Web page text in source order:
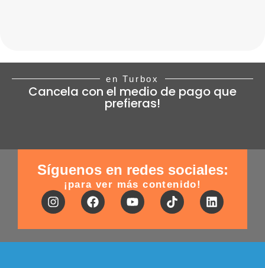
en Turbox
Cancela con el medio de pago que
prefieras!
Síguenos en redes sociales:
¡para ver más contenido!